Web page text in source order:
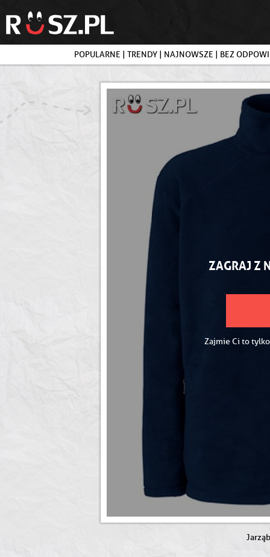
POPULARNE | TRENDY | NAJNOWSZE | BEZ
ZAGRAJ Z
Zajmie Ci to